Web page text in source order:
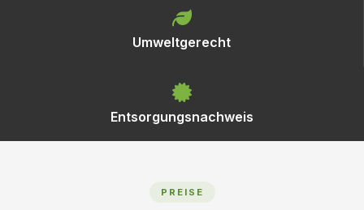
Umweltgerecht
Entsorgungsnachweis
PREISE